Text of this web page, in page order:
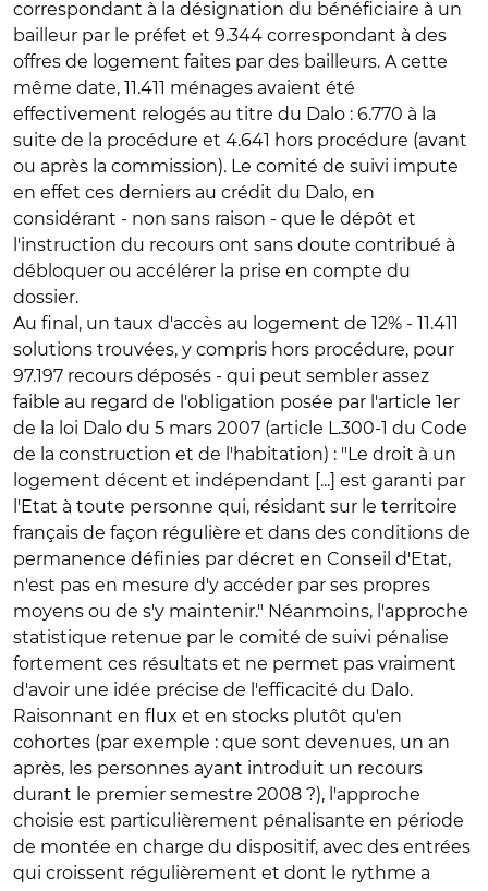
correspondant à la désignation du bénéficiaire à un
bailleur par le préfet et 9.344 correspondant à des
offres de logement faites par des bailleurs. A cette
même date, 11.411 ménages avaient été
effectivement relogés au titre du Dalo : 6.770 à la
suite de la procédure et 4.641 hors procédure (avant
ou après la commission). Le comité de suivi impute
en effet ces derniers au crédit du Dalo, en
considérant - non sans raison - que le dépôt et
l'instruction du recours ont sans doute contribué à
débloquer ou accélérer la prise en compte du
dossier.
Au final, un taux d'accès au logement de 12% - 11.411
solutions trouvées, y compris hors procédure, pour
97.197 recours déposés - qui peut sembler assez
faible au regard de l'obligation posée par l'article 1er
de la loi Dalo du 5 mars 2007 (article L.300-1 du Code
de la construction et de l'habitation) : "Le droit à un
logement décent et indépendant [...] est garanti par
l'Etat à toute personne qui, résidant sur le territoire
français de façon régulière et dans des conditions de
permanence définies par décret en Conseil d'Etat,
n'est pas en mesure d'y accéder par ses propres
moyens ou de s'y maintenir." Néanmoins, l'approche
statistique retenue par le comité de suivi pénalise
fortement ces résultats et ne permet pas vraiment
d'avoir une idée précise de l'efficacité du Dalo.
Raisonnant en flux et en stocks plutôt qu'en
cohortes (par exemple : que sont devenues, un an
après, les personnes ayant introduit un recours
durant le premier semestre 2008 ?), l'approche
choisie est particulièrement pénalisante en période
de montée en charge du dispositif, avec des entrées
qui croissent régulièrement et dont le rythme a